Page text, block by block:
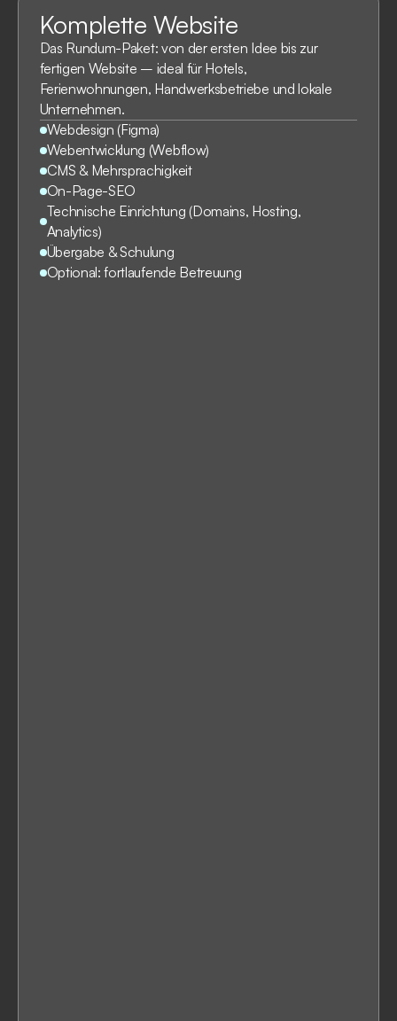
Komplette Website
Das Rundum-Paket: von der ersten Idee bis zur
fertigen Website – ideal für Hotels,
Ferienwohnungen, Handwerksbetriebe und lokale
Unternehmen.
Webdesign (Figma)
Webentwicklung (Webflow)
CMS & Mehrsprachigkeit
On-Page-SEO
Technische Einrichtung (Domains, Hosting,
Analytics)
Übergabe & Schulung
Optional: fortlaufende Betreuung